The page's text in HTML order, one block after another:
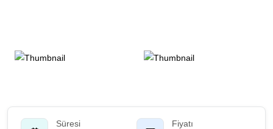
Süresi Fiyatı